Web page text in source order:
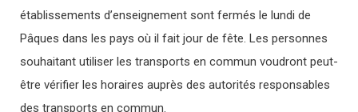
établissements d’enseignement sont fermés le lundi de
Pâques dans les pays où il fait jour de fête. Les personnes
souhaitant utiliser les transports en commun voudront peut-
être vérifier les horaires auprès des autorités responsables
des transports en commun.